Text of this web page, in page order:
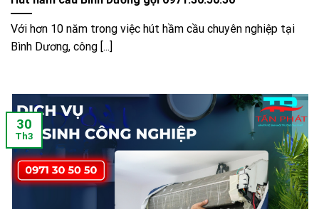
Với hơn 10 năm trong việc hút hầm cầu chuyên nghiệp tại
Bình Dương, công [...]
30
Th3